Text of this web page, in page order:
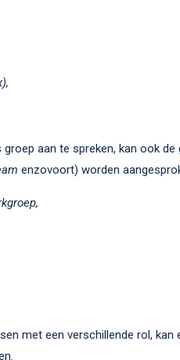
groep aan te spreken, kan ook
enzovoort) worden
met een verschillende rol, kan